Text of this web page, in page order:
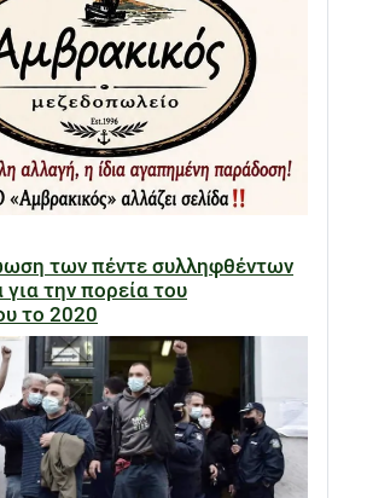
των πέντε συλληφθέντων
την πορεία του
το 2020